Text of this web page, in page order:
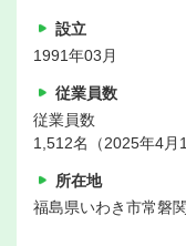
設立
1991年03月
従業員数
従業員数
1,512名（2025年4月1
所在地
福島県いわき市常磐